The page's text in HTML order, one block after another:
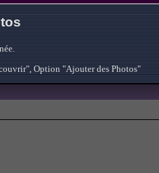
Option "Ajouter des Photos"